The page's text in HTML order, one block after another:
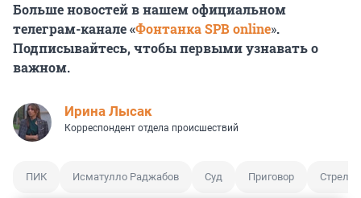
Больше новостей в нашем официальном
телеграм-канале «Фонтанка SPB online».
Подписывайтесь, чтобы первыми узнавать о
важном.
Ирина Лысак
Корреспондент отдела происшествий
ПИК Исматулло Раджабов Суд Приговор